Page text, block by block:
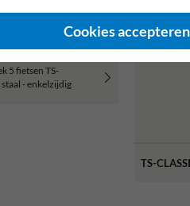
5 fietsen TS-
staal - enkelzijdig
TS-
Cookies accepteren